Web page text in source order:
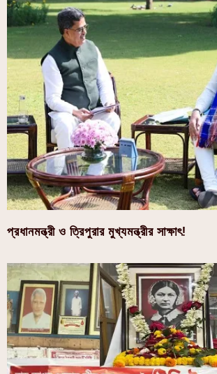
প্রধানমন্ত্রী ও ত্রিপুরার মুখ্যমন্ত্রীর সাক্ষাৎ!